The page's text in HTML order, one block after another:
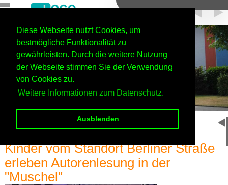
Diese Webseite nutzt Cookies, um
bestmögliche Funktionalität zu
gewährleisten. Durch die weitere Nutzung
der Webseite stimmen Sie der Verwendung
von Cookies zu.
Weitere Informationen zum Datenschutz.
Ausblenden
Jülich
Haupteingang
Kinder vom Standort Berliner Straße
erleben Autorenlesung in der
"Muschel"